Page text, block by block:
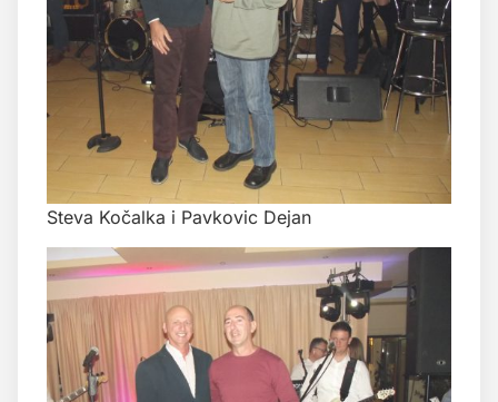
Steva Kočalka i Pavkovic Dejan